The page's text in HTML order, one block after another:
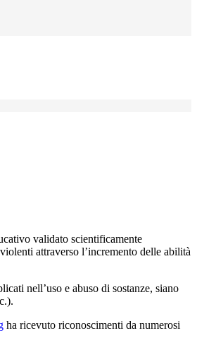
validato scientificamente
attraverso l’incremento delle abilità
nell’uso e abuso di sostanze, siano
ha ricevuto riconoscimenti da numerosi